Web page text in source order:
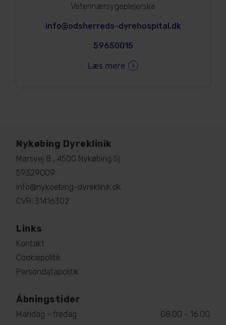
Veterinærsygeplejerske
info@odsherreds-dyrehospital.dk
59650015
Læs mere
Nykøbing Dyreklinik
Marsvej 8 , 4500 Nykøbing Sj
59329009
info@nykoebing-dyreklinik.dk
CVR: 31416302
Links
Kontakt
Cookiepolitik
Persondatapolitik
Åbningstider
Mandag - fredag 08.00 - 16.00